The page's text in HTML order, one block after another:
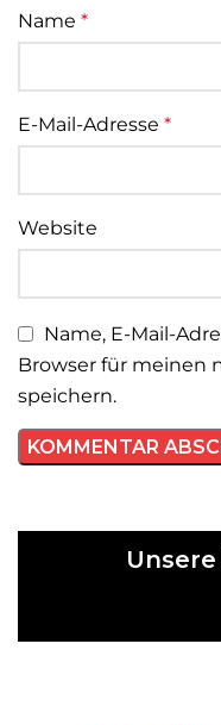
Name *
E-Mail-Adresse *
Website
Name, E-Mail-
Browser für meinen
speichern.